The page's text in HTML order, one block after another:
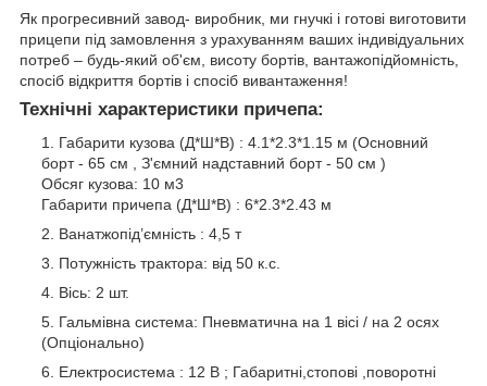
Як прогресивний завод- виробник, ми гнучкі і готові виготовити
прицепи під замовлення з урахуванням ваших індивідуальних
потреб – будь-який об'єм, висоту бортів, вантажопідйомність,
спосіб відкриття бортів і спосіб вивантаження!
Технічні характеристики причепа:
Габарити кузова (Д*Ш*В) : 4.1*2.3*1.15 м (Основний
борт - 65 см , З'ємний надставний борт - 50 см )
Обсяг кузова: 10 м3
Габарити причепа (Д*Ш*В) : 6*2.3*2.43 м
Ванатжопід’ємність : 4,5 т
Потужність трактора: від 50 к.с.
Вісь: 2 шт.
Гальмівна система: Пневматична на 1 вісі / на 2 осях
(Опціонально)
Електросистема : 12 В ; Габаритні,стопові ,поворотні